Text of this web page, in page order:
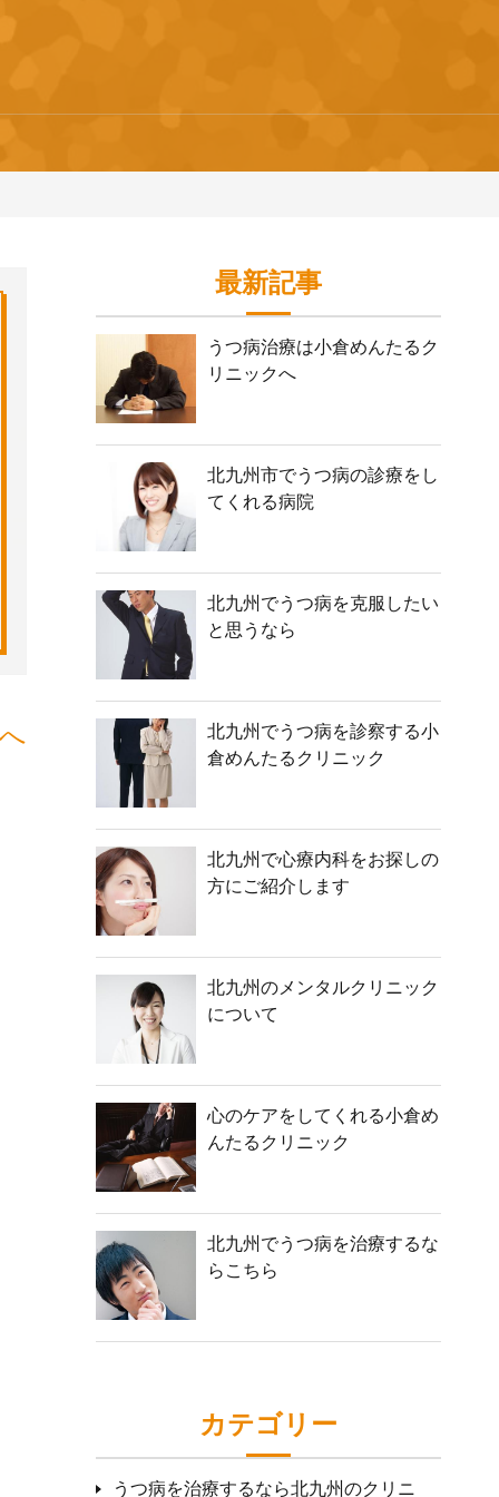
最新記事
うつ病治療は小倉めんたるク
リニックへ
北九州市でうつ病の診療をし
てくれる病院
北九州でうつ病を克服したい
と思うなら
北九州でうつ病を診察する小
倉めんたるクリニック
北九州で心療内科をお探しの
方にご紹介します
北九州のメンタルクリニック
について
心のケアをしてくれる小倉め
んたるクリニック
北九州でうつ病を治療するな
らこちら
カテゴリー
うつ病を治療するなら北九州のクリニ